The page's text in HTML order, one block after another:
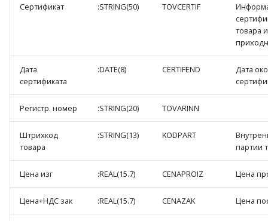
Сертификат :STRING(50) TOVCERTIF
товара
Дата
сертификата
:DATE(8) CERTIFEND
Дата
Регистр. номер :STRING(20) TOVARINN
Штрихкод
товара
:STRING(13) KODPART
партии
Цена изг :REAL(15.7) CENAPROIZ Цена
Цена+НДС зак :REAL(15.7) CENAZAK Цена